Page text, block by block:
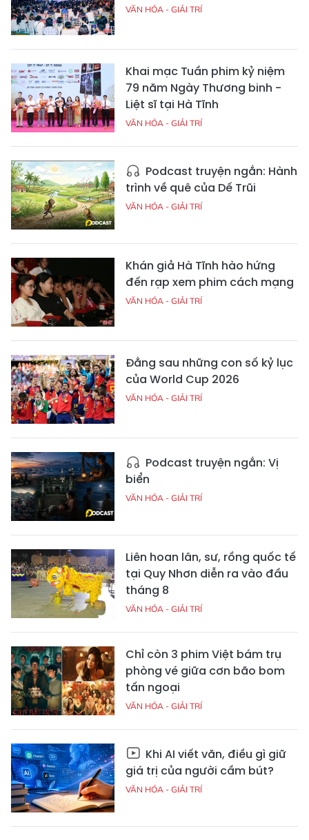
VĂN HÓA - GIẢI TRÍ
Khai mạc Tuần phim kỷ niệm
79 năm Ngày Thương binh -
Liệt sĩ tại Hà Tĩnh
VĂN HÓA - GIẢI TRÍ
Podcast truyện ngắn: Hành
trình về quê của Dế Trũi
VĂN HÓA - GIẢI TRÍ
Khán giả Hà Tĩnh hào hứng
đến rạp xem phim cách mạng
VĂN HÓA - GIẢI TRÍ
Đằng sau những con số kỷ lục
của World Cup 2026
VĂN HÓA - GIẢI TRÍ
Podcast truyện ngắn: Vị
biển
VĂN HÓA - GIẢI TRÍ
Liên hoan lân, sư, rồng quốc tế
tại Quy Nhơn diễn ra vào đầu
tháng 8
VĂN HÓA - GIẢI TRÍ
Chỉ còn 3 phim Việt bám trụ
phòng vé giữa cơn bão bom
tấn ngoại
VĂN HÓA - GIẢI TRÍ
Khi AI viết văn, điều gì giữ
giá trị của người cầm bút?
VĂN HÓA - GIẢI TRÍ